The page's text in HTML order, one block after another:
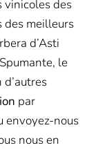
des
des meilleurs
d’Asti
le
par
envoyez-nous
nous en